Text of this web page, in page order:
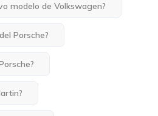
modelo de Volkswagen?
Porsche?